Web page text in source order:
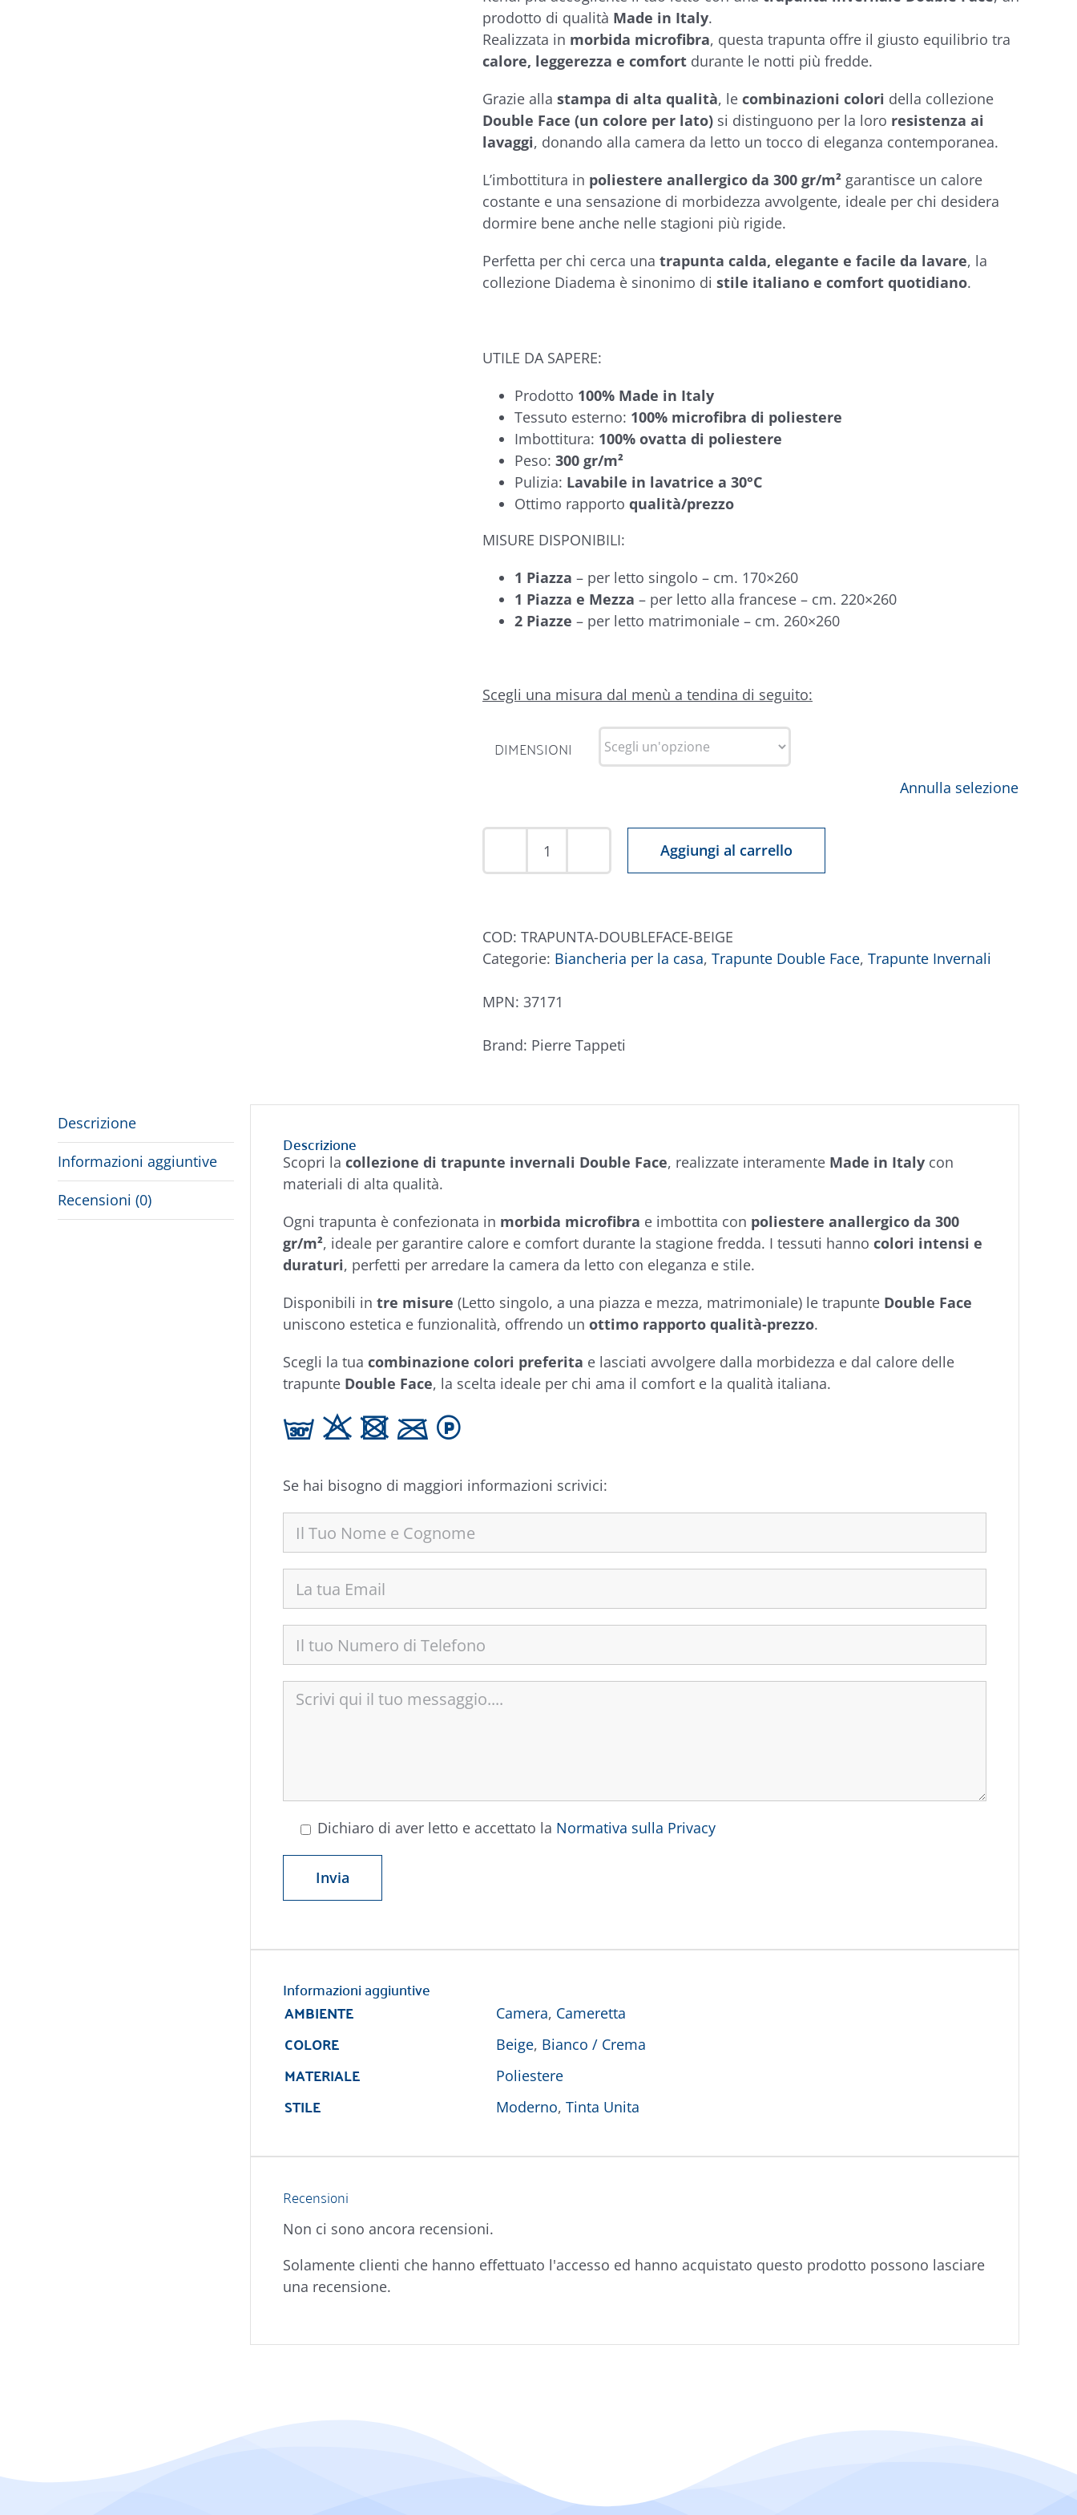
prodotto di qualità Made in Italy.
Realizzata in morbida microfibra, questa trapunta offre il giusto equilibrio tra
calore, leggerezza e comfort durante le notti più fredde.
Grazie alla stampa di alta qualità, le combinazioni colori della collezione
Double Face (un colore per lato) si distinguono per la loro resistenza ai
lavaggi, donando alla camera da letto un tocco di eleganza contemporanea.
L’imbottitura in poliestere anallergico da 300 gr/m² garantisce un calore
costante e una sensazione di morbidezza avvolgente, ideale per chi desidera
dormire bene anche nelle stagioni più rigide.
Perfetta per chi cerca una trapunta calda, elegante e facile da lavare, la
collezione Diadema è sinonimo di stile italiano e comfort quotidiano.
UTILE DA SAPERE:
Prodotto 100% Made in Italy
Tessuto esterno: 100% microfibra di poliestere
Imbottitura: 100% ovatta di poliestere
Peso: 300 gr/m²
Pulizia: Lavabile in lavatrice a 30°C
Ottimo rapporto qualità/prezzo
MISURE DISPONIBILI:
1 Piazza – per letto singolo – cm. 170×260
1 Piazza e Mezza – per letto alla francese – cm. 220×260
2 Piazze – per letto matrimoniale – cm. 260×260
Scegli una misura dal menù a tendina di seguito:
DIMENSIONI
Annulla selezione
Trapunta
e
Avorio
Aggiungi al carrello
COD: TRAPUNTA-DOUBLEFACE-BEIGE
Categorie: Biancheria per la casa, Trapunte Double Face, Trapunte Invernali
MPN: 37171
Brand: Pierre Tappeti
Descrizione
Informazioni aggiuntive
Recensioni (0)
Descrizione
Scopri la collezione di trapunte invernali Double Face, realizzate interamente Made in Italycon
materiali di alta qualità.
Ogni trapunta è confezionata in morbida microfibra e imbottita con poliestere anallergico da 300
gr/m², ideale per garantire calore e comfort durante la stagione fredda. I tessuti hanno colori intensi e
duraturi, perfetti per arredare la camera da letto con eleganza e stile.
Disponibili in tre misure (Letto singolo, a una piazza e mezza, matrimoniale) le trapunte Double Face
uniscono estetica e funzionalità, offrendo un ottimo rapporto qualità-prezzo.
Scegli la tua combinazione colori preferita e lasciati avvolgere dalla morbidezza e dal calore delle
trapunte Double Face, la scelta ideale per chi ama il comfort e la qualità italiana.
g H U C L
Se hai bisogno di maggiori informazioni scrivici:
Dichiaro di aver letto e accettato la Normativa sulla Privacy
Informazioni aggiuntive
AMBIENTE
Camera, Cameretta
COLORE Beige, Bianco / Crema
MATERIALE Poliestere
STILE Moderno, Tinta Unita
Recensioni
Non ci sono ancora recensioni.
Solamente clienti che hanno effettuato l'accesso ed hanno acquistato questo prodotto possono lasciare
una recensione.